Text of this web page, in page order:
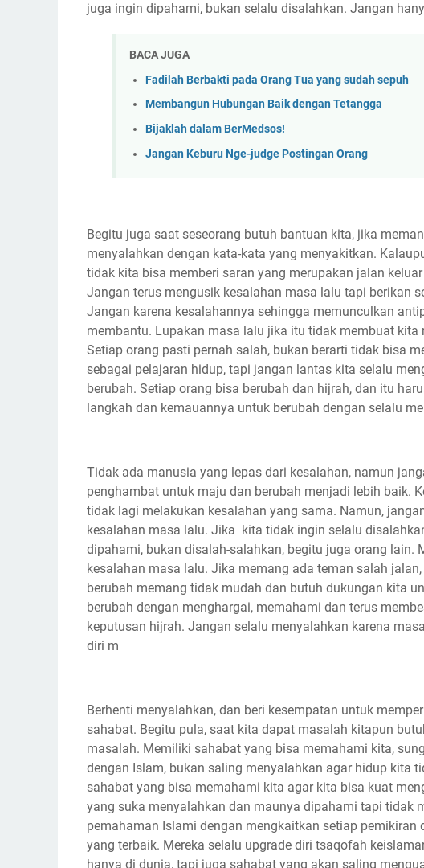
juga ingin dipahami, bukan selalu disalahkan. Jangan
BACA JUGA
Fadilah Berbakti pada Orang Tua yang sudah sepuh
Membangun Hubungan Baik dengan Tetangga
Bijaklah dalam BerMedsos!
Jangan Keburu Nge-judge Postingan Orang
Begitu juga saat seseorang butuh bantuan kita, jika
menyalahkan dengan kata-kata yang menyakitkan.
tidak kita bisa memberi saran yang merupakan jalan
Jangan terus mengusik kesalahan masa lalu tapi berikan
Jangan karena kesalahannya sehingga memunculkan
membantu. Lupakan masa lalu jika itu tidak membuat
Setiap orang pasti pernah salah, bukan berarti tidak bisa
sebagai pelajaran hidup, tapi jangan lantas kita selalu
berubah. Setiap orang bisa berubah dan hijrah, dan itu
langkah dan kemauannya untuk berubah dengan selalu
Tidak ada manusia yang lepas dari kesalahan, namun
penghambat untuk maju dan berubah menjadi lebih baik.
tidak lagi melakukan kesalahan yang sama. Namun,
kesalahan masa lalu. Jika kita tidak ingin selalu
dipahami, bukan disalah-salahkan, begitu juga orang lain.
kesalahan masa lalu. Jika memang ada teman salah
berubah memang tidak mudah dan butuh dukungan kita
berubah dengan menghargai, memahami dan terus
keputusan hijrah. Jangan selalu menyalahkan karena
diri m
Berhenti menyalahkan, dan beri kesempatan untuk
sahabat. Begitu pula, saat kita dapat masalah kitapun
masalah. Memiliki sahabat yang bisa memahami kita,
dengan Islam, bukan saling menyalahkan agar hidup kita
sahabat yang bisa memahami kita agar kita bisa kuat
yang suka menyalahkan dan maunya dipahami tapi tidak
pemahaman Islami dengan mengkaitkan setiap
yang terbaik. Mereka selalu upgrade diri tsaqofah
hanya di dunia, tapi juga sahabat yang akan saling